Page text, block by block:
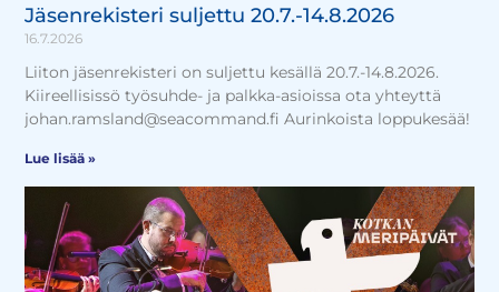
Jäsenrekisteri suljettu 20.7.-14.8.2026
16.7.2026
Liiton jäsenrekisteri on suljettu kesällä 20.7.-14.8.2026.
Kiireellisissö työsuhde- ja palkka-asioissa ota yhteyttä
johan.ramsland@seacommand.fi Aurinkoista loppukesää!
Lue lisää »